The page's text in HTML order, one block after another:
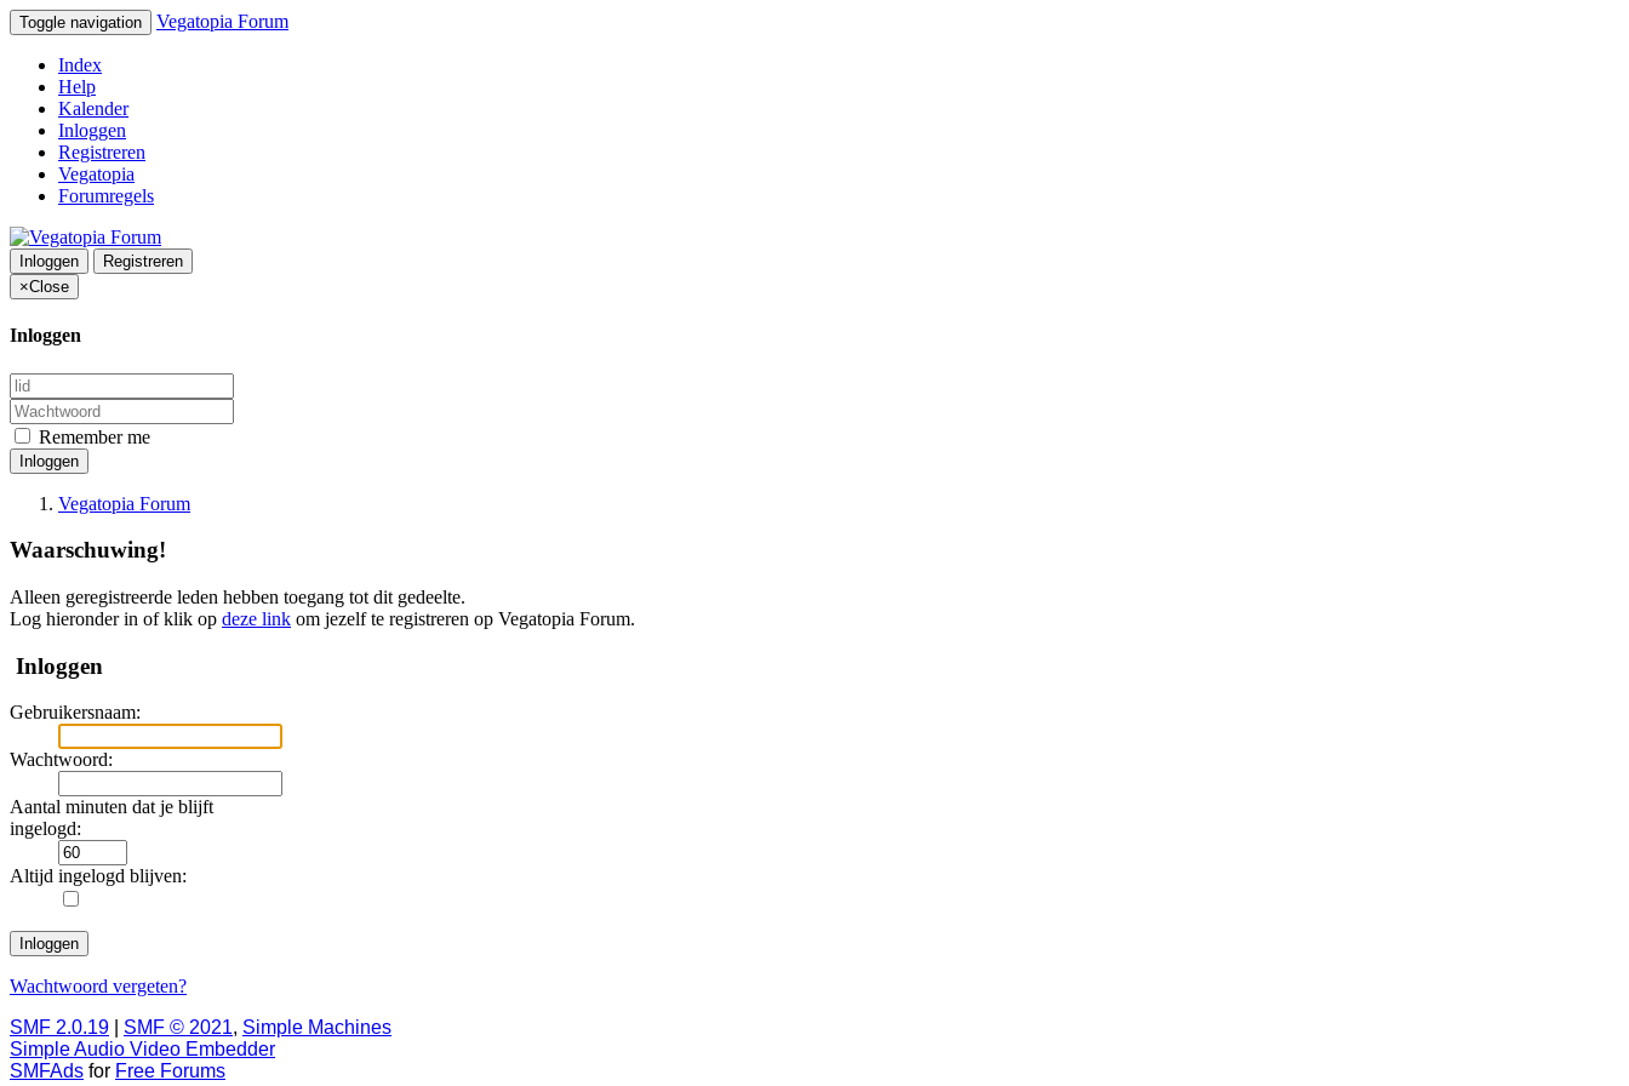
Toggle navigation Vegatopia Forum
Index
Help
Kalender
Inloggen
Registreren
Vegatopia
Forumregels
Inloggen
Registreren
×Close
Inloggen
Remember me
Inloggen
Vegatopia Forum
Waarschuwing!
Alleen geregistreerde leden hebben toegang tot dit gedeelte.
Log hieronder in of klik op deze link om jezelf te registreren op Vegatopia Forum.
Inloggen
Gebruikersnaam:
Wachtwoord:
Aantal minuten dat je blijft
ingelogd:
Altijd ingelogd blijven:
Wachtwoord vergeten?
SMF 2.0.19
SMF © 2021, Simple Machines
Simple Audio Video Embedder
SMFAds for Free Forums